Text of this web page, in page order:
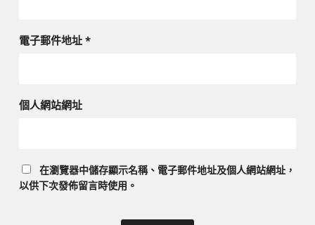
電子郵件地址 *
個人網站網址
在瀏覽器中儲存顯示名稱、電子郵件地址及個人網站網址，
以供下次發佈留言時使用。